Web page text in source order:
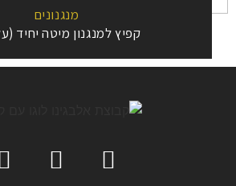
מנגנונים
קפיץ למנגנון מיטה יחיד